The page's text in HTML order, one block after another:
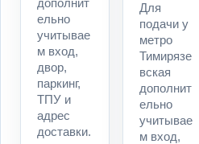
дополнит
ельно
учитывае
м вход,
двор,
паркинг,
ТПУ и
адрес
доставки.
Для
подачи у
метро
Тимирязе
вская
дополнит
ельно
учитывае
м вход,